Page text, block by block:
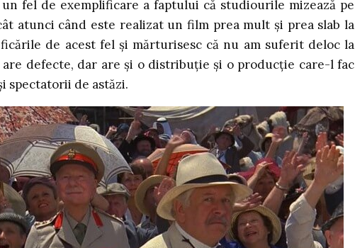
fel de exemplificare a faptului că studiourile mizează pe
atunci când este realizat un film prea mult și prea slab la
de acest fel și mărturisesc că nu am suferit deloc la
defecte, dar are și o distribuție și o producție care-l fac
spectatorii de astăzi.